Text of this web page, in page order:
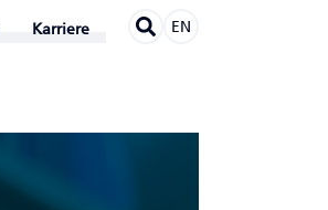
Karriere EN